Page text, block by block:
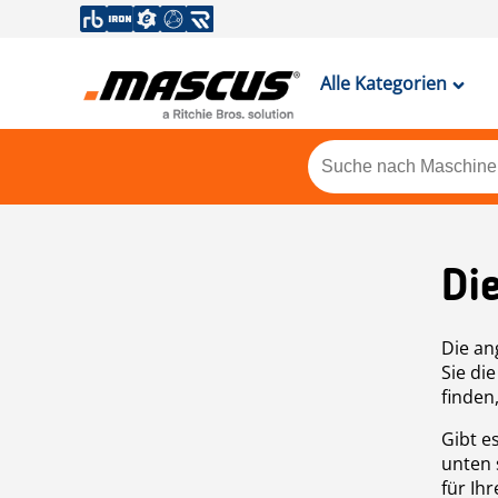
Alle Kategorien
Die
Sie
Gibt
unten
für